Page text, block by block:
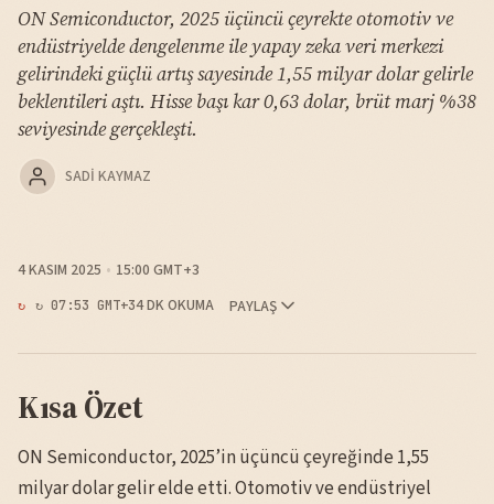
ON Semiconductor, 2025 üçüncü çeyrekte otomotiv ve
endüstriyelde dengelenme ile yapay zeka veri merkezi
gelirindeki güçlü artış sayesinde 1,55 milyar dolar gelirle
beklentileri aştı. Hisse başı kar 0,63 dolar, brüt marj %38
seviyesinde gerçekleşti.
SADI KAYMAZ
4 KASIM 2025 15:00 GMT+3
↻ 07:53 GMT+34 DK OKUMA PAYLAŞ
Kısa Özet
ON Semiconductor, 2025’in üçüncü çeyreğinde 1,55
milyar dolar gelir elde etti. Otomotiv ve endüstriyel